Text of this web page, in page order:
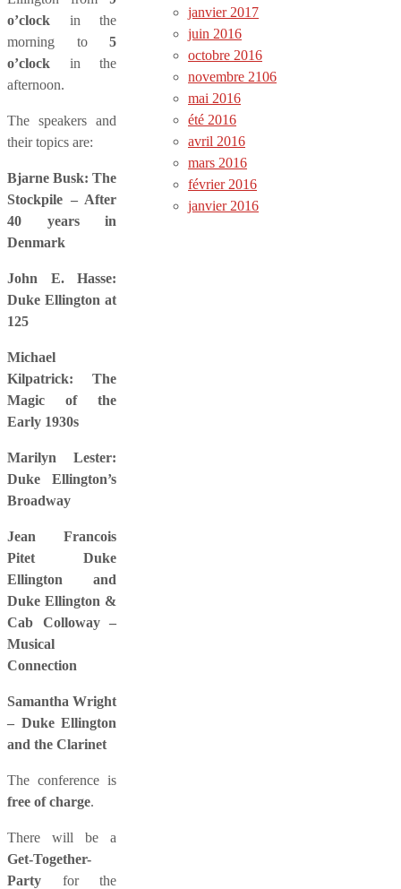
o’clock in the
morning to 5
o’clock in the
afternoon.
The speakers and
their topics are:
Bjarne Busk: The
Stockpile – After
40 years in
Denmark
John E. Hasse:
Duke Ellington at
125
Michael
Kilpatrick: The
Magic of the
Early 1930s
Marilyn Lester:
Duke Ellington’s
Broadway
Jean Francois
Pitet Duke
Ellington and
Duke Ellington &
Cab Colloway –
Musical
Connection
Samantha Wright
– Duke Ellington
and the Clarinet
The conference is
free of charge.
There will be a
Get-Together-
Party for the
janvier 2017
juin 2016
octobre 2016
novembre 2106
mai 2016
été 2016
avril 2016
mars 2016
février 2016
janvier 2016